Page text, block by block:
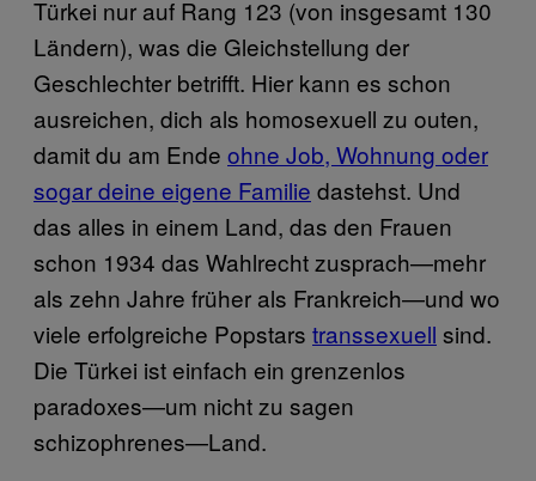
Türkei nur auf Rang 123 (von insgesamt 130
Ländern), was die Gleichstellung der
Geschlechter betrifft. Hier kann es schon
ausreichen, dich als homosexuell zu outen,
damit du am Ende ohne Job, Wohnung oder
sogar deine eigene Familie dastehst. Und
das alles in einem Land, das den Frauen
schon 1934 das Wahlrecht zusprach—mehr
als zehn Jahre früher als Frankreich—und wo
viele erfolgreiche Popstars transsexuell sind.
Die Türkei ist einfach ein grenzenlos
paradoxes—um nicht zu sagen
schizophrenes—Land.